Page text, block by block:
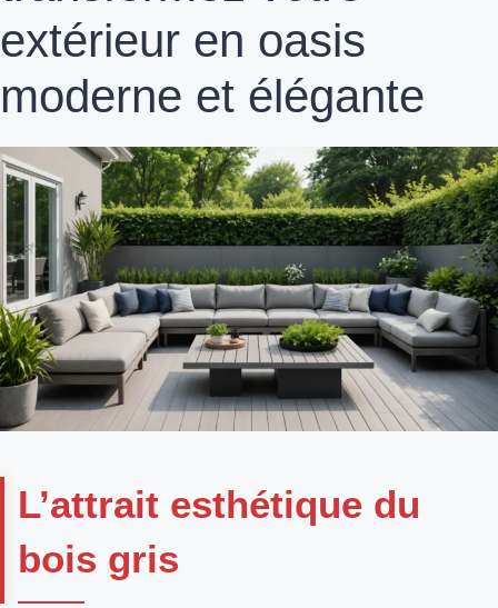
extérieur en oasis
moderne et élégante
L’attrait esthétique du
bois gris